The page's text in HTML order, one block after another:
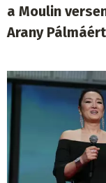
a Moulin
Arany